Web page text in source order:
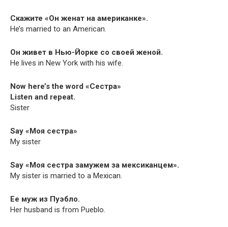
Скажите «Он женат на американке».
He’s mar­ried to an American.
Он живет в Нью-Йорке со своей женой.
He lives in New York with his wife.
Now here’s the word «Сестра»
Lis­ten and repeat.
Sister
Say «Моя сестра»
My sister
Say «Моя сестра замужем за мексиканцем».
My sis­ter is mar­ried to a Mexican.
Ее муж из Пуэбло.
Her hus­band is from Pueblo.